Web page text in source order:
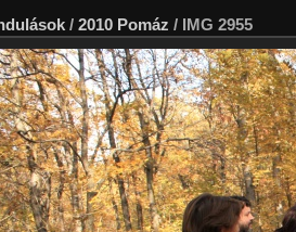
/ 2010 Pomáz / IMG 2955